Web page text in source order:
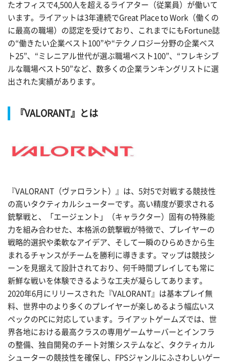
たオフィスで4,500人を超えるライアター（従業員）が働いて
います。ライアットは3年連続でGreat Place to Work（働くの
に最高の職場）の認定を受けており、これまでにもFortune誌
の“働きたい企業ベスト100”や“テクノロジー分野の企業ベス
ト25”、“ミレニアル世代が選ぶ職場ベスト100”、“フレキシブ
ルな職場ベスト50”など、数多くの企業ランキングリストに選
出された実績があります。
『VALORANT』とは
『VALORANT（ヴァロラント）』は、5対5で対戦する競技性
の高いタクティカルシューターです。高い精度が要求される
銃撃戦と、「エージェント」（キャラクター）固有の特殊能
力を組み合わせた、本格派の銃撃戦が特徴で、プレイヤーの
戦略的選択や柔軟なアイデア、そして一瞬のひらめきから生
まれるチャンスがチームを勝利に導きます。マップは競技シ
ーンを見据えて設計されており、何千時間プレイしても常に
新鮮な戦いを体験できるような工夫が凝らしてあります。
2020年6月にリリースされた『VALORANT』は基本プレイ無
料、世界中のより多くのプレイヤーが楽しめるよう幅広いス
ペックのPCに対応しています。ライアットゲームズでは、世
界各地における最高クラスの専用ゲームサーバーとインフラ
の整備、独自開発のチート対策システムなど、タクティカル
シューターの競技性を確保し、FPSジャンルにふさわしいゲー